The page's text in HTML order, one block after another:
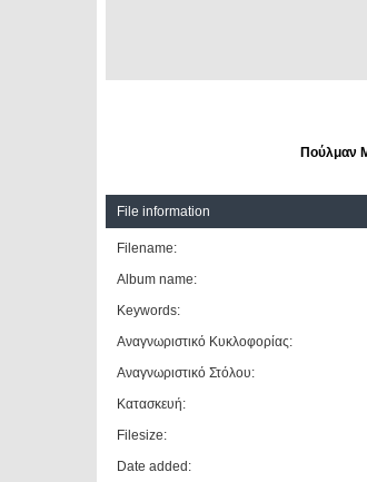
Πούλμαν
File information
Filename:
Album name:
Keywords:
Αναγνωριστικό Κυκλοφορίας:
Αναγνωριστικό Στόλου:
Κατασκευή:
Filesize:
Date added: